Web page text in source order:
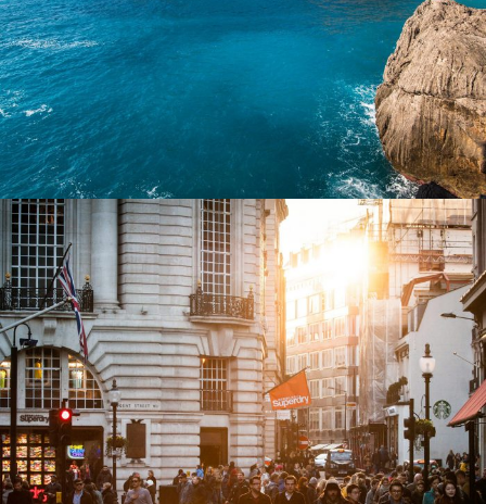
Adventure Ocean
Vulputate Ligula Aenean
Adventure / Snow